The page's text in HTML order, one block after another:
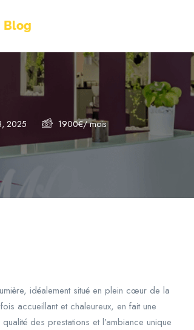
Blog
2025 1900€/ mois
idéalement situé en plein cœur de la
accueillant et chaleureux, en fait une
des prestations et l’ambiance unique